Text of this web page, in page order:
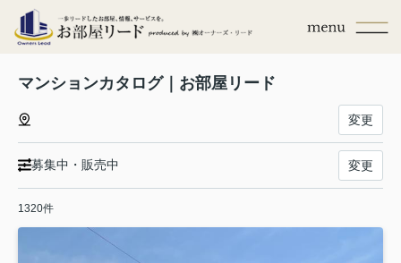
マンションカタログ｜お部屋リード
変更
募集中・販売中 変更
1320件